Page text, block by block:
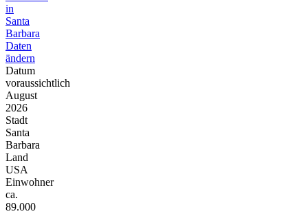
in
Santa
Barbara
Daten
ändern
Datum
voraussichtlich
August
2026
Stadt
Santa
Barbara
Land
USA
Einwohner
ca.
89.000